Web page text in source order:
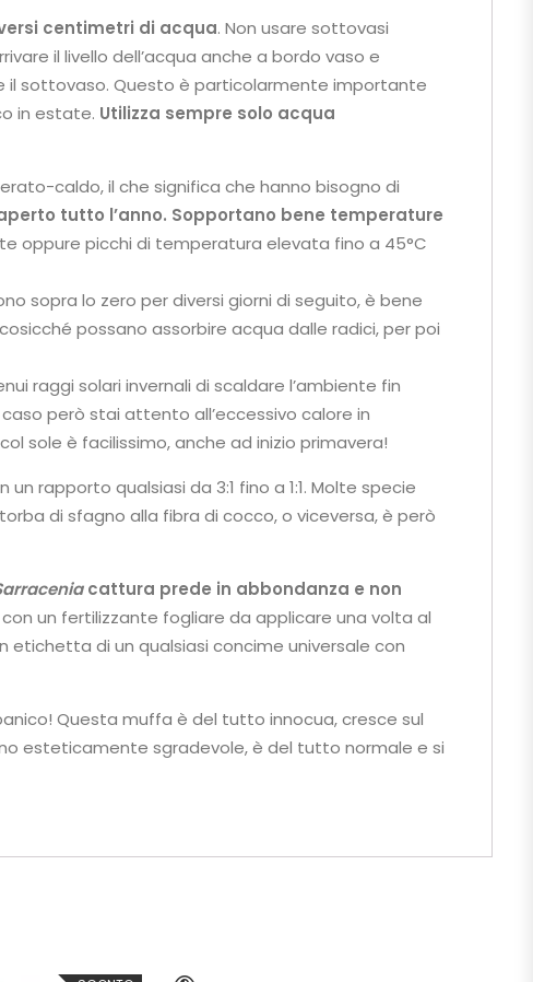
centimetri di acqua. Non usare sottovasi
il livello dell’acqua anche a bordo vaso e
il sottovaso. Questo è particolarmente importante
in estate. Utilizza sempre solo acqua
caldo, il che significa che hanno bisogno di
tutto l’anno. Sopportano bene temperature
oppure picchi di temperatura elevata fino a 45°C
sopra lo zero per diversi giorni di seguito, è bene
possano assorbire acqua dalle radici, per poi
raggi solari invernali di scaldare l’ambiente fin
però stai attento all’eccessivo calore in
sole è facilissimo, anche ad inizio primavera!
un rapporto qualsiasi da 3:1 fino a 1:1. Molte specie
di sfagno alla fibra di cocco, o viceversa, è però
cattura prede in abbondanza e non
un fertilizzante fogliare da applicare una volta al
etichetta di un qualsiasi concime universale con
Questa muffa è del tutto innocua, cresce sul
esteticamente sgradevole, è del tutto normale e si